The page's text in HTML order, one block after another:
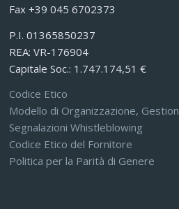
Fax +39 045 6702373
P.I. 01365850237
REA: VR-176904
Capitale Soc.: 1.747.174,51 €
Codice Etico
Modello di Organizzazione,
Segnalazioni Whistleblowing
Codice Etico del Fornitore
Politica per la Parità di Genere